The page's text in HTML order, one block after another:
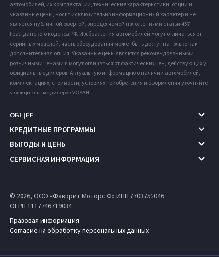
автомобилей, их комплектации, технические характеристики, опции и
указанные цены, носит исключительно информационный характер и не
является публичной офертой, определяемой положениями статьи 437
Гражданского кодекса РФ. Изображения автомобилей могут отличаться от
серийных моделей, часть оборудования может быть доступна только как
дополнительная опция. Указанные цены являются рекомендованными
розничными ценами и могут отличаться от фактических цен, действующих у
официальных дилеров. Актуальную информацию о наличии автомобилей,
комплектациях, стоимости, условиях приобретения и оформления уточняйте
у официальных дилеров VOYAH.
ОБЩЕЕ
КРЕДИТНЫЕ ПРОГРАММЫ
ВЫГОДЫ И ЦЕНЫ
СЕРВИСНАЯ ИНФОРМАЦИЯ
© 2026, ООО «Фаворит Моторс Ф» ИНН 7703752046
ОГРН 1117746719034
Правовая информация
Согласие на обработку персональных данных